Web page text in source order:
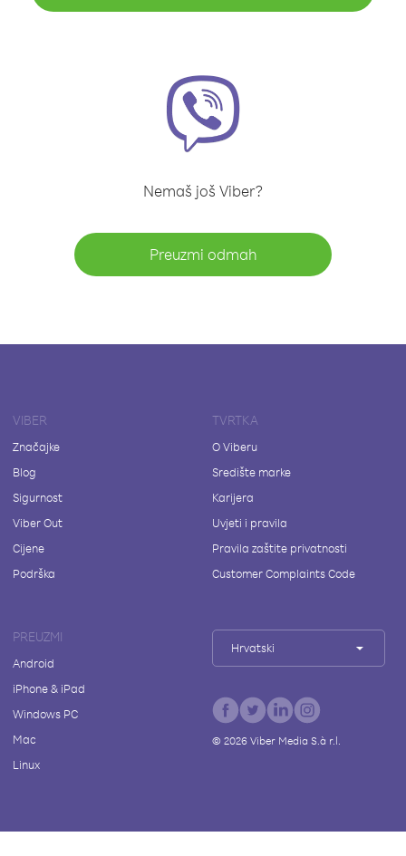
Nemaš još Viber?
Preuzmi odmah
VIBER
Značajke
Blog
Sigurnost
Viber Out
Cijene
Podrška
TVRTKA
O Viberu
Središte marke
Karijera
Uvjeti i pravila
Pravila zaštite privatnosti
Customer Complaints Code
PREUZMI
Android
iPhone & iPad
Windows PC
Mac
Linux
Hrvatski
© 2026Viber Media S.à r.l.